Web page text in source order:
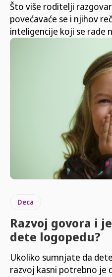
Što više roditelji
povećavaće se i njihov
inteligencije koji se rade
Deca
Razvoj govora i
dete logopedu?
Ukoliko sumnjate da
razvoj kasni potrebno je